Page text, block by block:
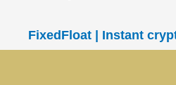
FixedFloat | Instant